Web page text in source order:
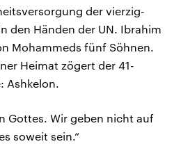
der vierzig-
den Händen der UN. Ibrahim
Mohammeds fünf Söhnen.
Heimat zögert der 41-
Ashkelon.
Gottes. Wir geben nicht auf
soweit sein.“